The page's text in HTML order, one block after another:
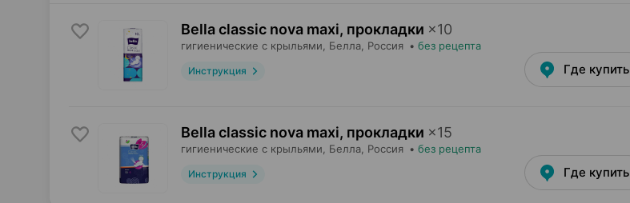
Bella classic nova maxi, прокладки ×10
гигиенические с крыльями, Белла , Россия • без рецепта
Инструкция Где купить
Bella classic nova maxi, прокладки ×15
гигиенические с крыльями, Белла , Россия • без рецепта
Инструкция Где купить